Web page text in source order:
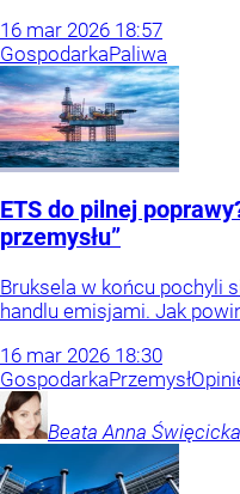
16 mar 2026 18:57
GospodarkaPaliwa
ETS do pilnej
przemysłu”
Bruksela w końcu pochyli
handlu emisjami. Jak
16 mar 2026 18:30
GospodarkaPrzemysł
Beata Anna Święcicka